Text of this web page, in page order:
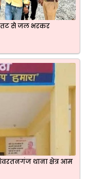
तट से जल भरकर
थाना क्षेत्र आम